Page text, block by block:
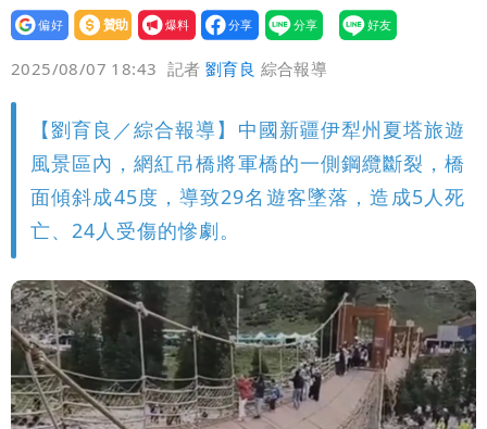
設為
贊助
我要
爆料
2025/08/07 18:43 記者劉育良 綜合報導
【劉育良／綜合報導】中國新疆伊犁州夏塔旅遊
風景區內，網紅吊橋將軍橋的一側鋼纜斷裂，橋
面傾斜成45度，導致29名遊客墜落，造成5人死
亡、24人受傷的慘劇。